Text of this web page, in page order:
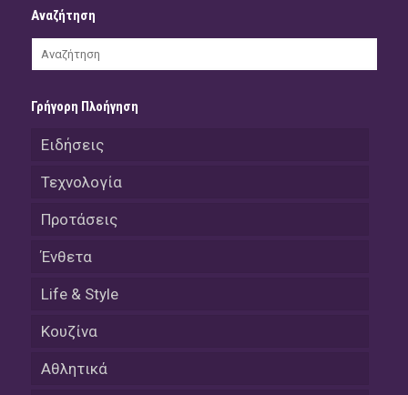
Αναζήτηση
Γρήγορη Πλοήγηση
Ειδήσεις
Τεχνολογία
Προτάσεις
Ένθετα
Life & Style
Κουζίνα
Αθλητικά